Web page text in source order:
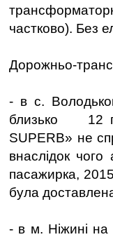
частково). Без
Дорожньо-
- в с.
близько 12
SUPERB» не
внаслідок
пасажирка,
була
- в м. Ніжині на